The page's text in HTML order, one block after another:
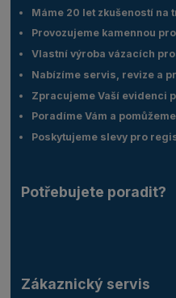
Máme 20 let zkušeností na
Provozujeme kamennou
Vlastní výroba vázacích
Nabízíme servis, revize a
Zpracujeme Vaší evidenci
Poradíme Vám a
Poskytujeme slevy pro
Potřebujete poradit?
Zákaznický servis